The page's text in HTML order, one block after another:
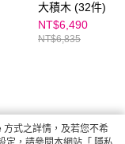
大積木 (32件)
NT$6,490
NT$6,835
式之詳情，及若您不希